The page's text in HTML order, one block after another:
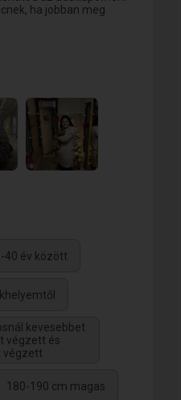
ha jobban meg
40 év között
kevesebbet
végzett és
végzett
180-190 cm magas